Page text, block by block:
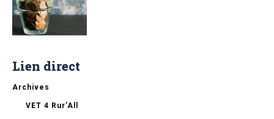
Lien direct
Archives
VET 4 Rur’All